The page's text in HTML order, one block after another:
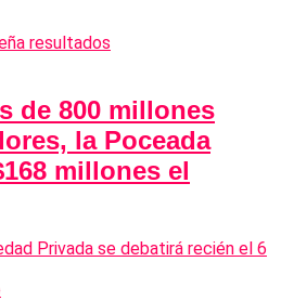
de 800 millones
la Poceada
millones el